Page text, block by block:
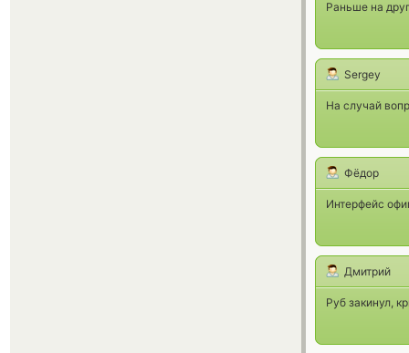
Раньше на
Sergey
На случай
Фёдор
Интерфейс
Дмитрий
Руб закинул,